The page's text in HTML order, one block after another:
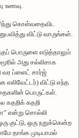
உணவு.
கொள்வதைவிட
விட்டு வாருங்கள்.
பொருளை எடுத்தாலும்
அது சல்லிசாக
வர ப்ளைட் சார்ஜ்
எலிவேட்டர்) விட்டு எந்த
பொருட்கள்.
கதறிக் கதறி
என்று சொல்லி
குட்டு, ஒரு நறுக்கென்ற
தாங்க முடியாமல்